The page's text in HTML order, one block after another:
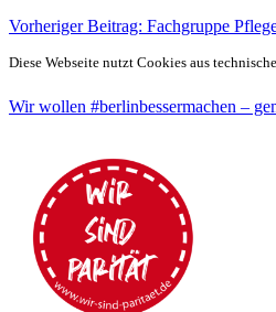
Vorheriger Beitrag: Fachgruppe
Diese Webseite nutzt Cookies aus
Wir wollen #berlinbessermachen –